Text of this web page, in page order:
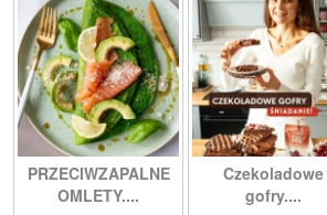
PRZECIWZAPALNE
OMLETY....
Czekoladowe
gofry....